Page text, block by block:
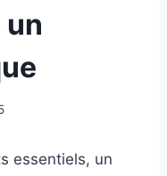
essentiels, un